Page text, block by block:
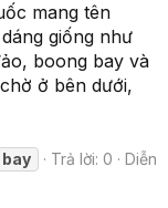
mang tên
giống như
boong bay và
ở bên dưới,
bay Trả lời: 0
Diễn